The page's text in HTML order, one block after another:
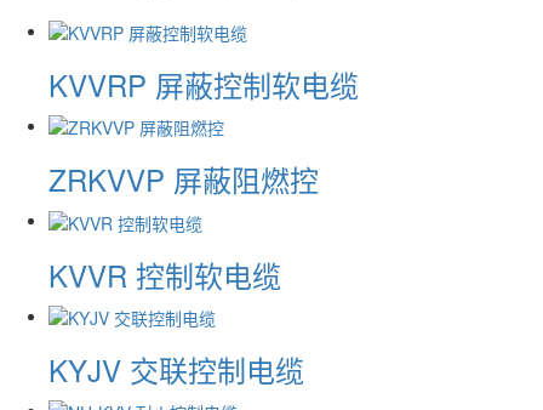
KVVRP 屏蔽控制软电缆
ZRKVVP 屏蔽阻燃控
KVVR 控制软电缆
KYJV 交联控制电缆